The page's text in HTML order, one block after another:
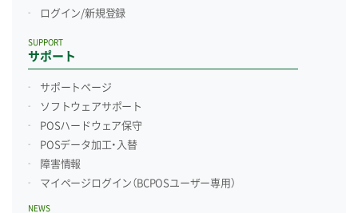
ログイン/新規登録
サポート
SUPPORT
サポートページ
ソフトウェアサポート
POSハードウェア保守
POSデータ加工・入替
障害情報
マイページログイン （BCPOSユーザー専用）
NEWS